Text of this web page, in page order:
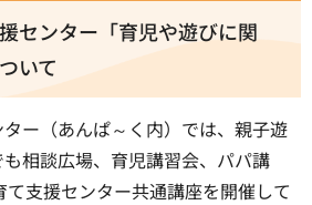
センター「育児や遊びに関
いて
ー（あんぱ～く内）では、親子遊
相談広場、育児講習会、パパ講
支援センター共通講座を開催して